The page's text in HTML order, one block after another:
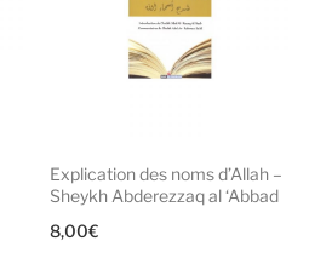
Explication des noms d’Allah –
Sheykh Abderezzaq al ‘Abbad
8,00€